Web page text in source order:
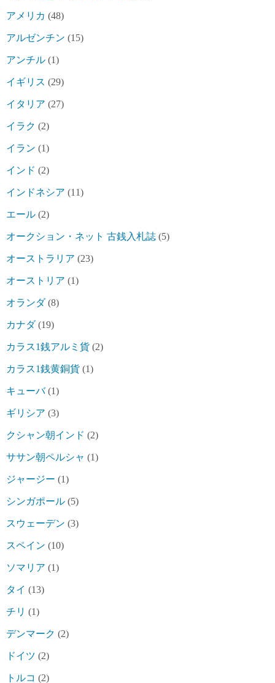
アメリカ (48)
アルゼンチン (15)
アンチル (1)
イギリス (29)
イタリア (27)
イラク (2)
イラン (1)
インド (2)
インドネシア (11)
エール (2)
オークション・ネット 古銭入札誌 (5)
オーストラリア (23)
オーストリア (1)
オランダ(8)
カナダ(19)
カラス1銭アルミ貨 (2)
カラス1銭黄銅貨 (1)
キューバ(1)
ギリシア (3)
クシャン朝インド (2)
ササン朝ペルシャ (1)
ジャージー (1)
シンガポール (5)
スウェーデン (3)
スペイン (10)
ソマリア (1)
タイ (13)
チリ (1)
デンマーク (2)
ドイツ (2)
トルコ (2)